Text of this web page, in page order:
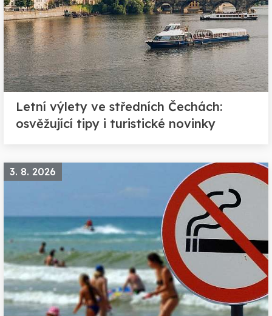
Letní výlety ve středních Čechách:
osvěžující tipy i turistické novinky
3. 8. 2026